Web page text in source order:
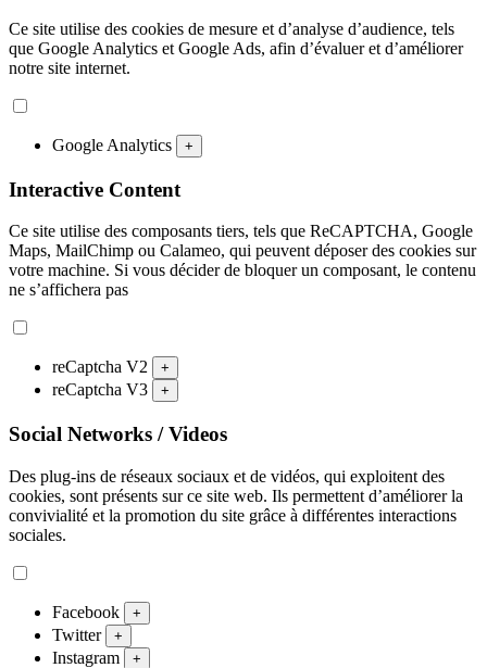
Ce site utilise des cookies de mesure et d’analyse d’audience, tels
que Google Analytics et Google Ads, afin d’évaluer et d’améliorer
notre site internet.
Google Analytics +
Interactive Content
Ce site utilise des composants tiers, tels que ReCAPTCHA, Google
Maps, MailChimp ou Calameo, qui peuvent déposer des cookies sur
votre machine. Si vous décider de bloquer un composant, le contenu
ne s’affichera pas
reCaptcha V2 +
reCaptcha V3 +
Social Networks / Videos
Des plug-ins de réseaux sociaux et de vidéos, qui exploitent des
cookies, sont présents sur ce site web. Ils permettent d’améliorer la
convivialité et la promotion du site grâce à différentes interactions
sociales.
Facebook +
Twitter +
Instagram +